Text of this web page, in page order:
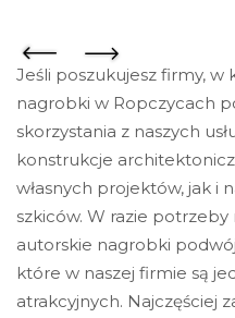
Jeśli poszukujesz firmy,
nagrobki w Ropczycach
skorzystania z naszych
konstrukcje
własnych projektów, jak i
szkiców. W razie
autorskie nagrobki
które w naszej firmie są
atrakcyjnych. Najczęściej